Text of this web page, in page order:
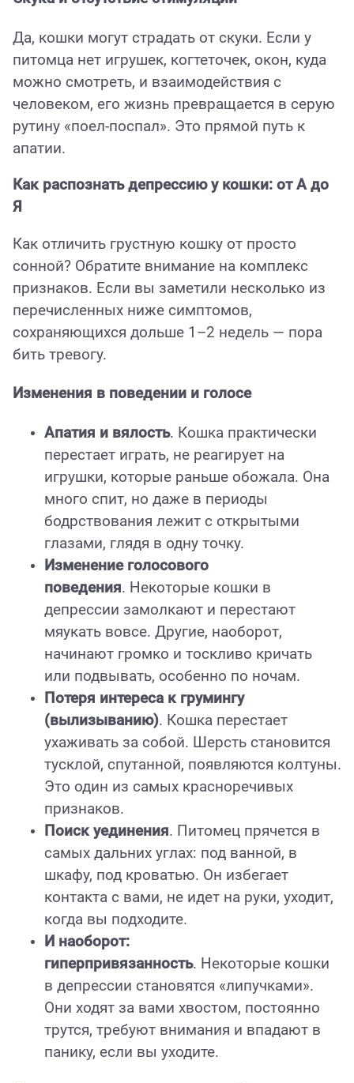
Да, кошки могут страдать от скуки. Если у
питомца нет игрушек, когтеточек, окон, куда
можно смотреть, и взаимодействия с
человеком, его жизнь превращается в серую
рутину «поел-поспал». Это прямой путь к
апатии.
Как распознать депрессию у кошки: от А до
Я
Как отличить грустную кошку от просто
сонной? Обратите внимание на комплекс
признаков. Если вы заметили несколько из
перечисленных ниже симптомов,
сохраняющихся дольше 1–2 недель — пора
бить тревогу.
Изменения в поведении и голосе
Апатия и вялость. Кошка практически
перестает играть, не реагирует на
игрушки, которые раньше обожала. Она
много спит, но даже в периоды
бодрствования лежит с открытыми
глазами, глядя в одну точку.
Изменение голосового
поведения. Некоторые кошки в
депрессии замолкают и перестают
мяукать вовсе. Другие, наоборот,
начинают громко и тоскливо кричать
или подвывать, особенно по ночам.
Потеря интереса к грумингу
(вылизыванию). Кошка перестает
ухаживать за собой. Шерсть становится
тусклой, спутанной, появляются колтуны.
Это один из самых красноречивых
признаков.
Поиск уединения. Питомец прячется в
самых дальних углах: под ванной, в
шкафу, под кроватью. Он избегает
контакта с вами, не идет на руки, уходит,
когда вы подходите.
И наоборот:
гиперпривязанность. Некоторые кошки
в депрессии становятся «липучками».
Они ходят за вами хвостом, постоянно
трутся, требуют внимания и впадают в
панику, если вы уходите.